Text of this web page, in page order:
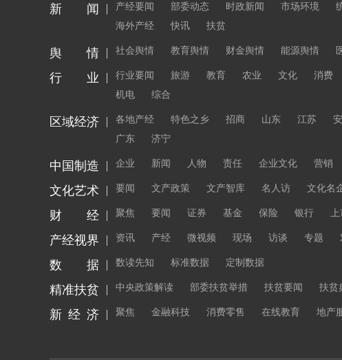
新 闻 产经要闻 部委动态 时政新闻 市场环境
海外产经
快讯 扶贫
舆 情 社会舆情 教育舆情 财金舆情 能源舆情
行 业 行业要闻 旅游 教育 农业 文化 消费
机电
综合
区域经济 各地产经 特色之乡 招商 山东 江苏
广东
济宁
中国制造 企业 新闻 人物 责任 企业文化 营销
文化艺术 要闻 文产政策 文产智库 名人访 文化名
财 经 聚焦 要闻 证券 基金 保险 银行
产经视界 资讯 产经 微视频 现场 访谈 专题
数 据 数读先知 标准数据 定制数据
精准扶贫 中央政策解读 部委扶贫举措 扶贫要闻 扶贫
新 经 济 聚焦 金融科技 消费零售 在线教育 地产